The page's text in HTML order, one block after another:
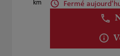
km
Fermé